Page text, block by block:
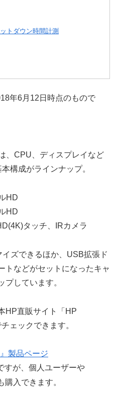
トダウン時間計測
年6月12日時点のもので
、CPU、ディスプレイなど
構成がラインナップ。
HD
HD
タッチ、IRカメラ
ズできるほか、USB拡張ド
トなどがセットになったキャ
プしています。
HP直販サイト「HP
ェックできます。
製品ページ
すが、個人ユーザーや
入できます。